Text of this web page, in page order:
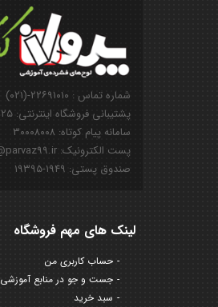
شماره تماس : ۲۲۶۹۱۰۱۰-(۰۲۱)
پشتیبانی فروشگاه اینترنتی: ۰۹۱۲۸۵۰۱۱۲۵
سامانه پیام کوتاه: ۳۰۰۰۸۰۰۸
پست الکترونیک: info@parvaz99.ir
صندوق پستی: ۱۹۴۹-۱۹۳۹۵
لینک های مهم فروشگاه
حساب کاربری من
جست و جو در منابع آموزشی
سبد خرید